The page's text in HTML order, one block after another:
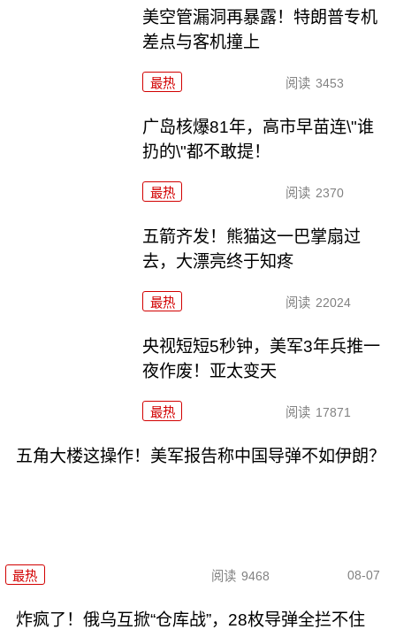
美空管漏洞再暴露！特朗普专机
差点与客机撞上
最热 阅读 3453
广岛核爆81年，高市早苗连\"谁
扔的\"都不敢提！
最热 阅读 2370
五箭齐发！熊猫这一巴掌扇过
去，大漂亮终于知疼
最热 阅读 22024
央视短短5秒钟，美军3年兵推一
夜作废！亚太变天
最热 阅读 17871
五角大楼这操作！美军报告称中国导弹不如伊朗？
最热 阅读 9468 08-07
炸疯了！俄乌互掀“仓库战”，28枚导弹全拦不住